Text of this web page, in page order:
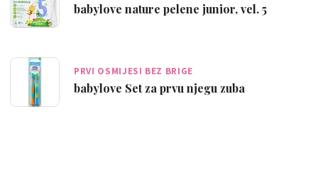
babylove nature pelene junior, vel. 5
PRVI OSMIJESI BEZ BRIGE
babylove Set za prvu njegu zuba